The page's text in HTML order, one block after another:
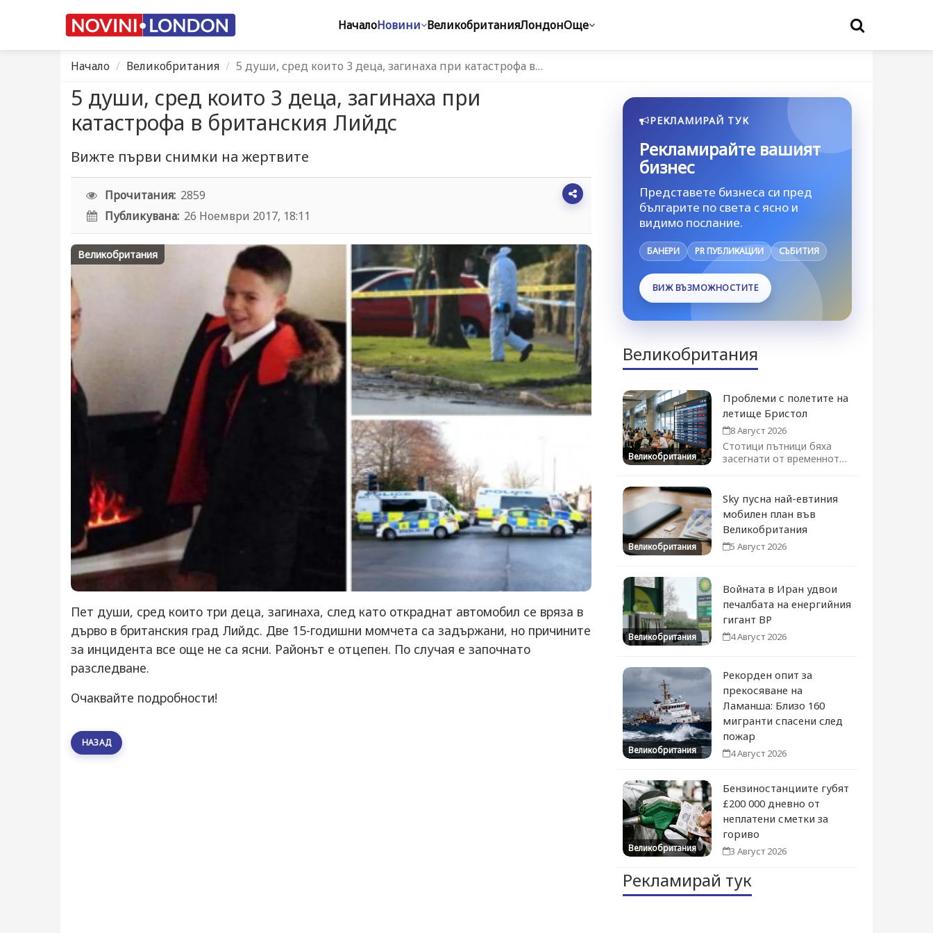
НачалоНовини ВеликобританияЛондонОще
Начало Великобритания 5 души, сред които 3 деца, загинаха при катастрофа в…
5 души, сред които 3 деца, загинаха при
катастрофа в британския Лийдс
Вижте първи снимки на жертвите
Прочитания: 2859
Публикувана: 26 Ноември 2017, 18:11
Великобритания
Пет души, сред които три деца, загинаха, след като откраднат автомобил се вряза в
дърво в британския град Лийдс. Две 15-годишни момчета са задържани, но причините
за инцидента все още не са ясни. Районът е отцепен. По случая е започнато
разследване.
Очаквайте подробности!
НАЗАД
РЕКЛАМИРАЙ ТУК
Рекламирайте вашият
бизнес
Представете бизнеса си пред
българите по света с ясно и
видимо послание.
БАНЕРИ PR ПУБЛИКАЦИИ СЪБИТИЯ
ВИЖ ВЪЗМОЖНОСТИТЕ
Великобритания
Великобритания
Проблеми с полетите на
летище Бристол
8 Август 2026
Стотици пътници бяха
засегнати от временното
възстановява...
Великобритания
Sky пусна най-евтиния
мобилен план във
Великобритания
5 Август 2026
Великобритания
Войната в Иран удвои
печалбата на енергийния
гигант BP
4 Август 2026
Великобритания
Рекорден опит за
прекосяване на
Ламанша: Близо 160
мигранти спасени след
пожар
4 Август 2026
Великобритания
Бензиностанциите губят
£200 000 дневно от
неплатени сметки за
гориво
3 Август 2026
Рекламирай тук